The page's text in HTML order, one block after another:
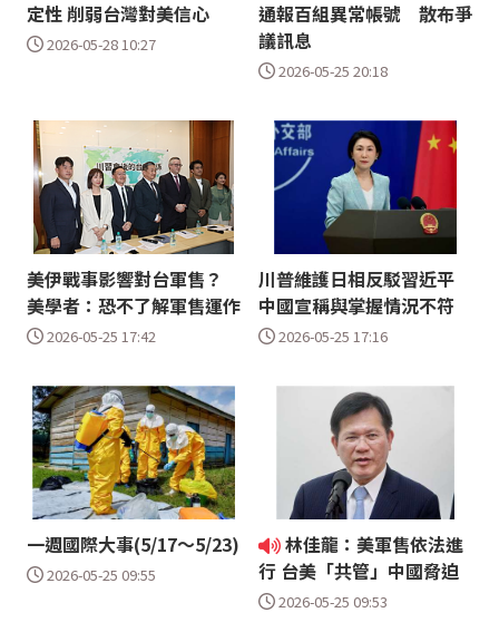
定性 削弱台灣對美信心
2026-05-28 10:27
通報百組異常帳號 散布爭
議訊息
2026-05-25 20:18
美伊戰事影響對台軍售？
美學者：恐不了解軍售運作
2026-05-25 17:42
川普維護日相反駁習近平
中國宣稱與掌握情況不符
2026-05-25 17:16
一週國際大事(5/17～5/23)
2026-05-25 09:55
林佳龍：美軍售依法進
行 台美「共管」中國脅迫
2026-05-25 09:53